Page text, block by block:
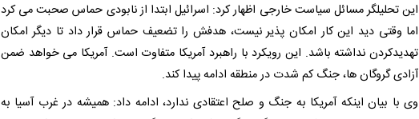
این تحلیلگر مسائل سیاست خارجی اظهار کرد: اسرائیل ابتدا از نابودی حماس صحبت می کرد
اما وقتی دید این کار امکان پذیر نیست، هدفش را تضعیف حماس قرار داد تا دیگر امکان
تهدیدکردن نداشته باشد. این رویکرد با راهبرد آمریکا متفاوت است. آمریکا می خواهد ضمن
آزادی گروگان ها، جنگ کم شدت در منطقه ادامه پیدا کند.
وی با بیان اینکه آمریکا به جنگ و صلح اعتقادی ندارد، ادامه داد: همیشه در غرب آسیا به